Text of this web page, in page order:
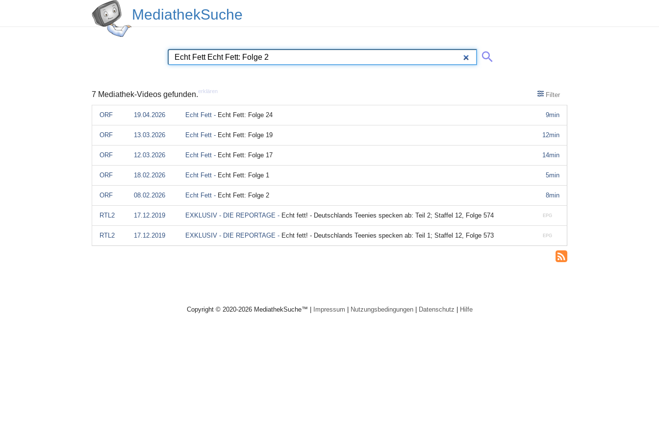
MediathekSuche
7 Mediathek-Videos gefunden.erklären Filter
9min
ORF 19.04.2026 Echt Fett - Echt Fett: Folge 24
12min
ORF 13.03.2026 Echt Fett - Echt Fett: Folge 19
14min
ORF 12.03.2026 Echt Fett - Echt Fett: Folge 17
5min
ORF 18.02.2026 Echt Fett - Echt Fett: Folge 1
8min
ORF 08.02.2026 Echt Fett - Echt Fett: Folge 2
EPG
RTL2 17.12.2019 EXKLUSIV - DIE REPORTAGE - Echt fett! - Deutschlands Teenies specken ab: Teil 2; Staffel 12, Folge 574
EPG
RTL2 17.12.2019 EXKLUSIV - DIE REPORTAGE - Echt fett! - Deutschlands Teenies specken ab: Teil 1; Staffel 12, Folge 573
Copyright © 2020-2026 MediathekSuche™ | Impressum | Nutzungsbedingungen| Datenschutz | Hilfe